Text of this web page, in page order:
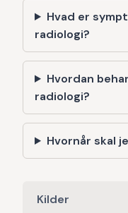
Hvad er
radiologi?
Hvordan
radiologi?
Hvornår skal
Kilder